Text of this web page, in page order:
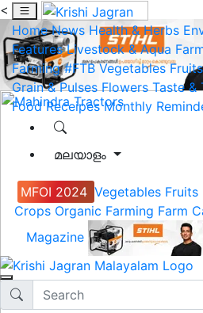
<
Home News Health & Herbs
Features Livestock & Aqua
Farming #FTB Vegetables Fruits
Grain & Pulses Flowers Taste &
Food Receipes Monthly
മലയാളം
MFOI 2024 Vegetables Fruits
Crops Organic Farming Farm
Magazine